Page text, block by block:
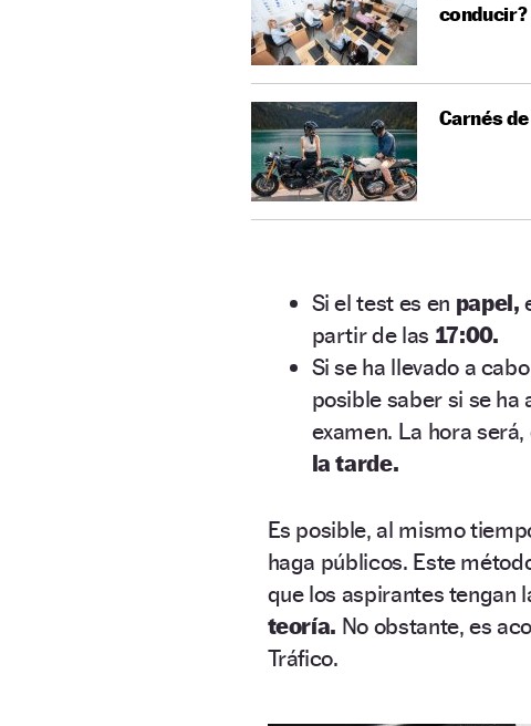
conducir?
Carnés
Si el test es en papel,
partir de las 17:00.
Si se ha llevado a
posible saber si se ha
examen. La hora
la tarde.
Es posible, al mismo
haga públicos. Este
que los aspirantes tengan
teoría. No obstante, es
Tráfico.